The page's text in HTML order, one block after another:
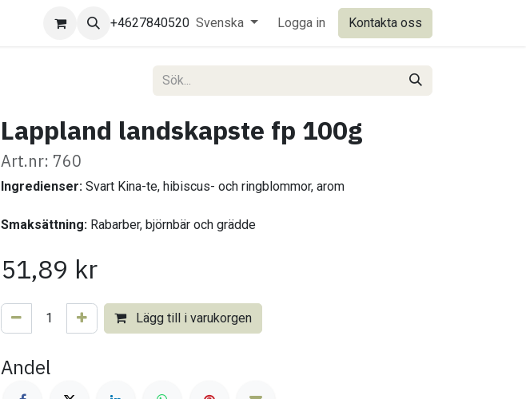
+4627840520 Svenska Logga in Kontakta oss
Lappland landskapste fp 100g
Art.nr: 760
Ingredienser: Svart Kina-te, hibiscus- och ringblommor, arom
Smaksättning: Rabarber, björnbär och grädde
51,89 kr
Lägg till i varukorgen
Andel